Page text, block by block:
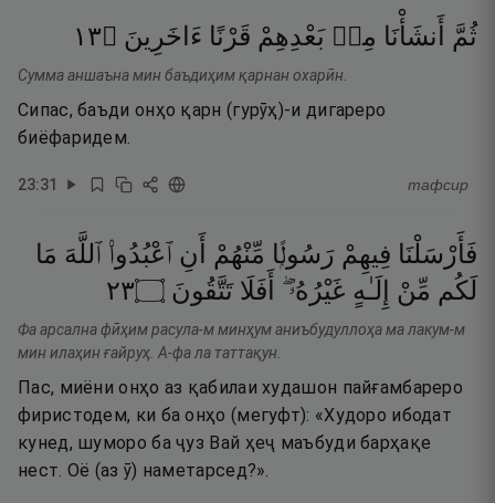
ثُمَّ أَنشَأْنَا مِنۢ بَعْدِهِمْ قَرْنًا ءَاخَرِينَ ۝٣١
Сумма аншаъна мин баъдиҳим қарнан охарӣн.
Сипас, баъди онҳо қарн (гурӯҳ)-и дигареро
биёфаридем.
23:31 тафсир
فَأَرْسَلْنَا فِيهِمْ رَسُولًۭا مِّنْهُمْ أَنِ ٱعْبُدُوا۟ ٱللَّهَ مَا
لَكُم مِّنْ إِلَـٰهٍ غَيْرُهُۥٓ ۖ أَفَلَا تَتَّقُونَ ۝٣٢
Фа арсална фӣҳим расула-м минҳум аниъбудуллоҳа ма лакум-м
мин илаҳин ғайруҳ. А-фа ла таттақун.
Пас, миёни онҳо аз қабилаи худашон пайғамбареро
фиристодем, ки ба онҳо (мегуфт): «Худоро ибодат
кунед, шуморо ба ҷуз Вай ҳеҷ маъбуди барҳақе
нест. Оё (аз ӯ) наметарсед?».